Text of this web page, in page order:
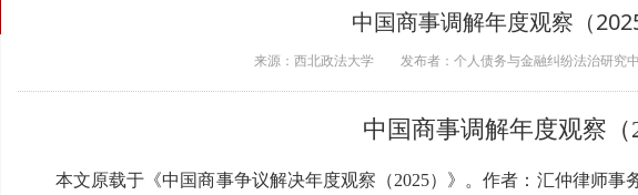
中国商事调解年度观察（2025
来源：西北政法大学 发布者：个人债务与金融纠纷法治研究
中国商事调解年度观察（
本文原载于《中国商事争议解决年度观察（2025）》。作者：汇仲律师事